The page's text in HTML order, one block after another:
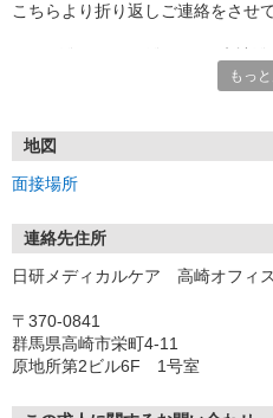
こちらより折り返しご連絡をさせ
もっ
地図
面接場所
連絡先住所
日研メディカルケア 高崎オフィス
〒370-0841
群馬県高崎市栄町4-11
原地所第2ビル6F 1号室